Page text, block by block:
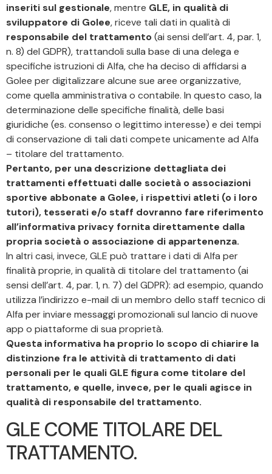
inseriti sul gestionale, mentre GLE, in qualità di
sviluppatore di Golee, riceve tali dati in qualità di
responsabile del trattamento(ai sensi dell’art. 4, par. 1,
n. 8) del GDPR), trattandoli sulla base di una delega e
specifiche istruzioni di Alfa, che ha deciso di affidarsi a
Golee per digitalizzare alcune sue aree organizzative,
come quella amministrativa o contabile. In questo caso, la
determinazione delle specifiche finalità, delle basi
giuridiche (es. consenso o legittimo interesse) e dei tempi
di conservazione di tali dati compete unicamente ad Alfa
– titolare del trattamento.
Pertanto, per una descrizione dettagliata dei
trattamenti effettuati dalle società o associazioni
sportive abbonate a Golee, i rispettivi atleti (o i loro
tutori), tesserati e/o staff dovranno fare riferimento
all’informativa privacy fornita direttamente dalla
propria società o associazione di appartenenza.
In altri casi, invece, GLE può trattare i dati di Alfa per
finalità proprie, in qualità di titolare del trattamento (ai
sensi dell’art. 4, par. 1, n. 7) del GDPR): ad esempio, quando
utilizza l’indirizzo e-mail di un membro dello staff tecnico di
Alfa per inviare messaggi promozionali sul lancio di nuove
app o piattaforme di sua proprietà.
Questa informativa ha proprio lo scopo di chiarire la
distinzione fra le attività di trattamento di dati
personali per le quali GLE figura come titolare del
trattamento, e quelle, invece, per le quali agisce in
qualità di responsabile del trattamento.
GLE COME TITOLARE DEL
TRATTAMENTO.